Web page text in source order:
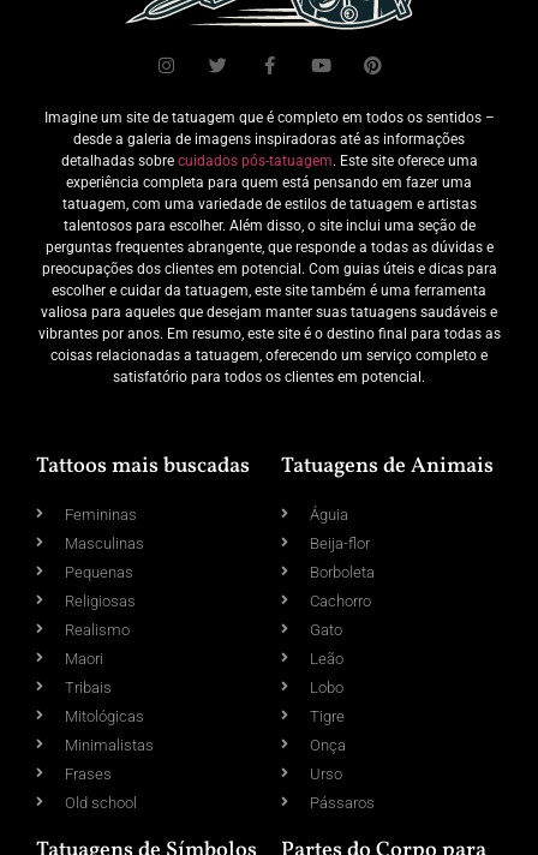
Imagine um site de tatuagem que é completo em todos os sentidos –
desde a galeria de imagens inspiradoras até as informações
detalhadas sobre cuidados pós-tatuagem. Este site oferece uma
experiência completa para quem está pensando em fazer uma
tatuagem, com uma variedade de estilos de tatuagem e artistas
talentosos para escolher. Além disso, o site inclui uma seção de
perguntas frequentes abrangente, que responde a todas as dúvidas e
preocupações dos clientes em potencial. Com guias úteis e dicas para
escolher e cuidar da tatuagem, este site também é uma ferramenta
valiosa para aqueles que desejam manter suas tatuagens saudáveis e
vibrantes por anos. Em resumo, este site é o destino final para todas as
coisas relacionadas a tatuagem, oferecendo um serviço completo e
satisfatório para todos os clientes em potencial.
Tattoos mais buscadas
Femininas
Masculinas
Pequenas
Religiosas
Realismo
Maori
Tribais
Mitológicas
Minimalistas
Frases
Old school
Tatuagens de Animais
Águia
Beija-flor
Borboleta
Cachorro
Gato
Leão
Lobo
Tigre
Onça
Urso
Pássaros